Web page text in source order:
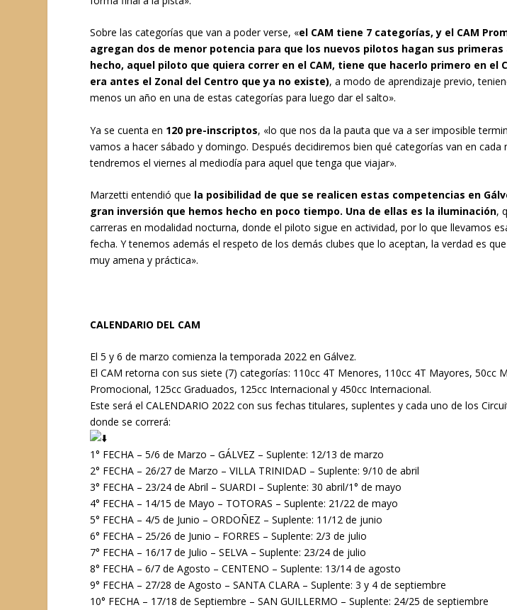
Sobre las categorías que van a poder verse, «el CAM tiene 7 categorías, y el CAM
agregan dos de menor potencia para que los nuevos pilotos hagan sus primeras
hecho, aquel piloto que quiera correr en el CAM, tiene que hacerlo primero en el
era antes el Zonal del Centro que ya no existe), a modo de aprendizaje previo,
menos un año en una de estas categorías para luego dar el salto».
Ya se cuenta en 120 pre-inscriptos, «lo que nos da la pauta que va a ser imposible
vamos a hacer sábado y domingo. Después decidiremos bien qué categorías van en
tendremos el viernes al mediodía para aquel que tenga que viajar».
Marzetti entendió que la posibilidad de que se realicen estas competencias en
gran inversión que hemos hecho en poco tiempo. Una de ellas es la iluminación,
carreras en modalidad nocturna, donde el piloto sigue en actividad, por lo que llevamos
fecha. Y tenemos además el respeto de los demás clubes que lo aceptan, la verdad es
muy amena y práctica».
CALENDARIO DEL CAM
El 5 y 6 de marzo comienza la temporada 2022 en Gálvez.
El CAM retorna con sus siete (7) categorías: 110cc 4T Menores, 110cc 4T Mayores, 50cc
Promocional, 125cc Graduados, 125cc Internacional y 450cc Internacional.
Este será el CALENDARIO 2022 con sus fechas titulares, suplentes y cada uno de los
donde se correrá:
1° FECHA – 5/6 de Marzo – GÁLVEZ – Suplente: 12/13 de marzo
2° FECHA – 26/27 de Marzo – VILLA TRINIDAD – Suplente: 9/10 de abril
3° FECHA – 23/24 de Abril – SUARDI – Suplente: 30 abril/1° de mayo
4° FECHA – 14/15 de Mayo – TOTORAS – Suplente: 21/22 de mayo
5° FECHA – 4/5 de Junio – ORDOÑEZ – Suplente: 11/12 de junio
6° FECHA – 25/26 de Junio – FORRES – Suplente: 2/3 de julio
7° FECHA – 16/17 de Julio – SELVA – Suplente: 23/24 de julio
8° FECHA – 6/7 de Agosto – CENTENO – Suplente: 13/14 de agosto
9° FECHA – 27/28 de Agosto – SANTA CLARA – Suplente: 3 y 4 de septiembre
10° FECHA – 17/18 de Septiembre – SAN GUILLERMO – Suplente: 24/25 de septiembre